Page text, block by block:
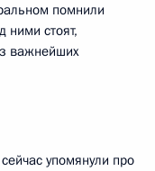
помнили
ними стоят,
важнейших
упомянули про